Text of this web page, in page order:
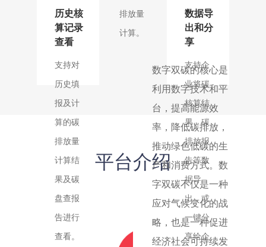
量、排
放类型
等。
排放量
计算。
历史核
算记录
查看
支持对
历史填
报及计
算的碳
排放量
计算结
果及碳
盘查报
告进行
查看。
数据导
出和分
享
支持企
业将碳
核算结
果、碳
排放报
告等数
据导
出，或
一键分
享给企
平台介绍
数字双碳的核心是
利用数字技术和平
台，提高能源效
率，降低碳排放，
推动绿色低碳的生
产和消费方式。数
字双碳不仅是一种
应对气候变化的战
略，也是一种促进
经济社会可持续发